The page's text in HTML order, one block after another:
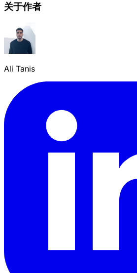
关于作者
Ali Tanis